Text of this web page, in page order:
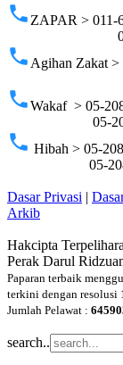
phone ZAPAR > 011-
019-
phone Agihan Zakat >
05-
phoneWakaf > 05-
05-
phone Hibah > 05-
05-
Dasar Privasi |
Arkib
Hakcipta
Perak Darul
Paparan terbaik
terkini dengan resolusi
Jumlah Pelawat :
search..